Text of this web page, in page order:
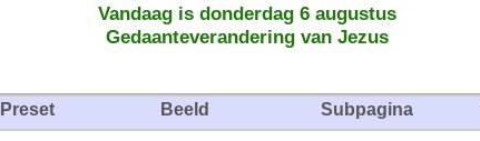
Vandaag is donderdag 6 augustus
Gedaanteverandering van Jezus
Preset Beeld Subpagina